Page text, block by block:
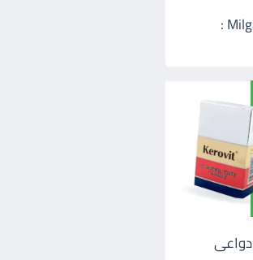
ميلجا ادفانس اقراص Milga Advance :
كيروفيت Kerovit فيتامين | أبرز 7 دواعى